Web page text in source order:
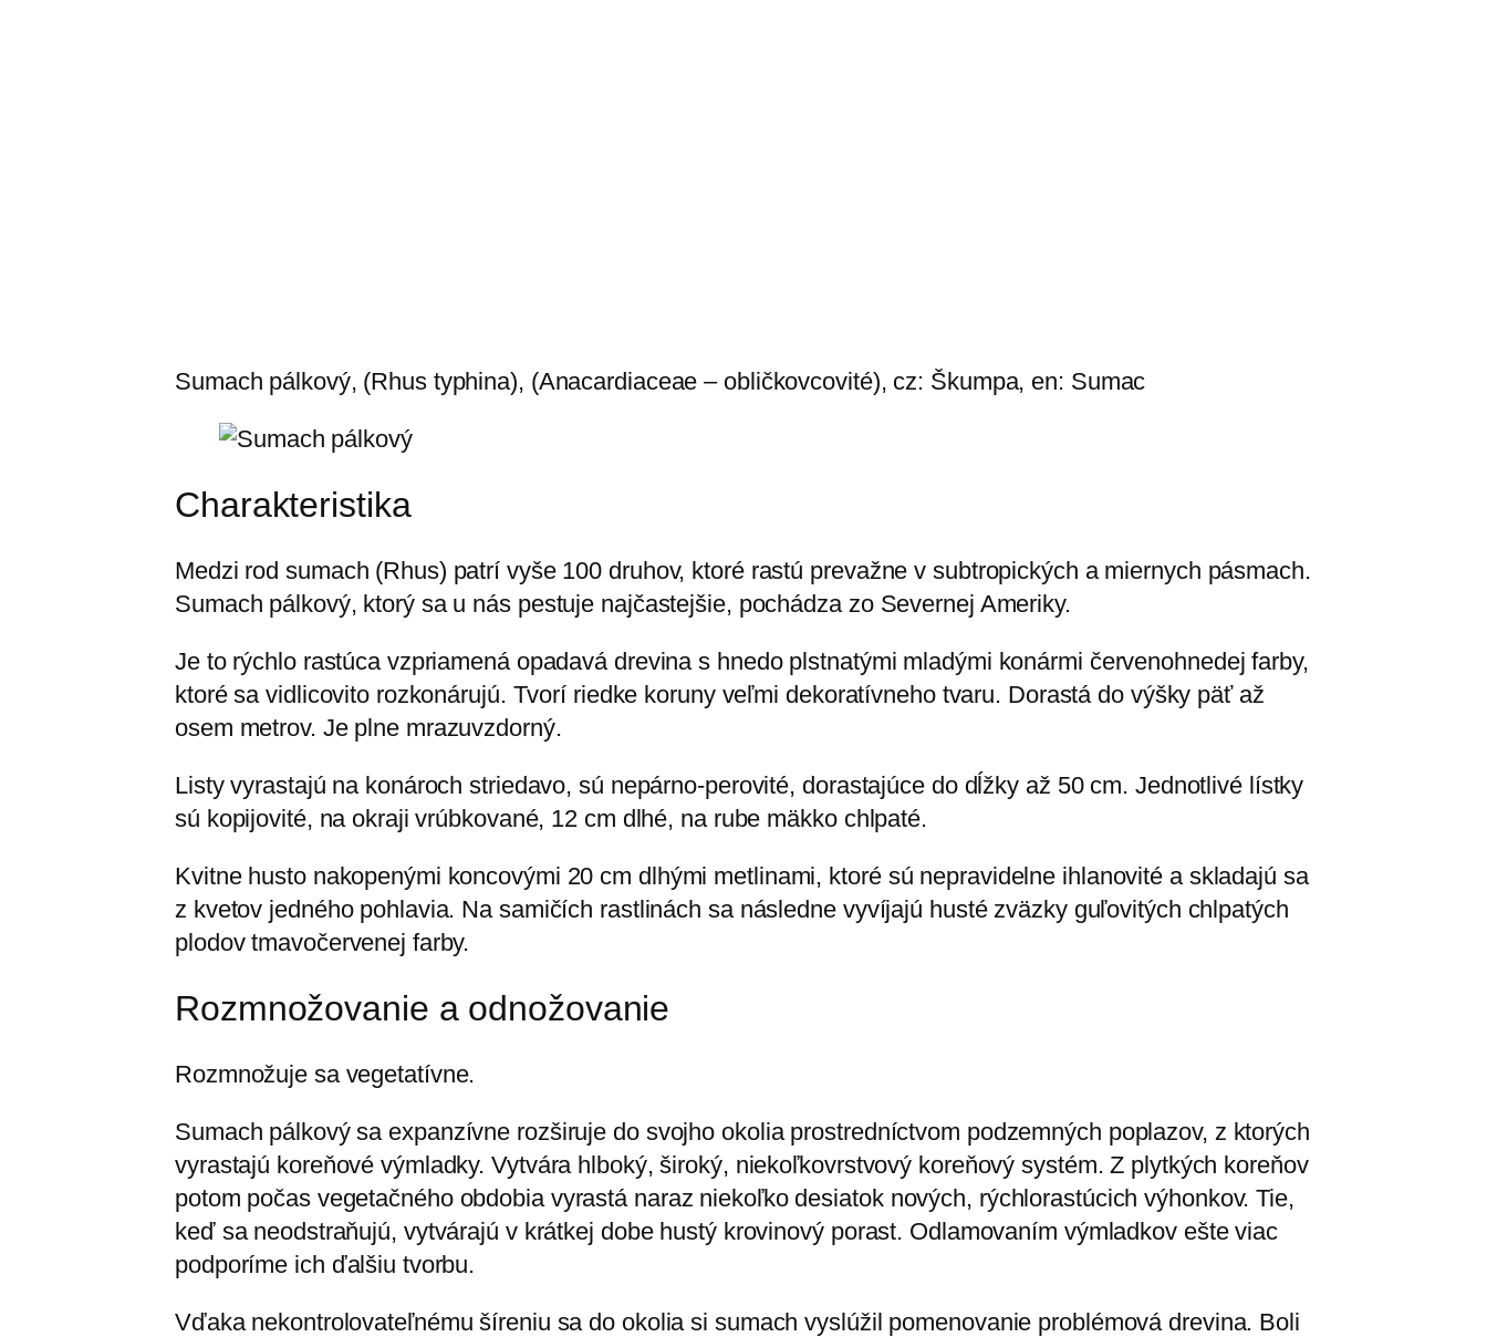
Sumach pálkový, (Rhus typhina), (Anacardiaceae – obličkovcovité), cz: Škumpa, en: Sumac
Charakteristika
Medzi rod sumach (Rhus) patrí vyše 100 druhov, ktoré rastú prevažne v subtropických a miernych pásmach.
Sumach pálkový, ktorý sa u nás pestuje najčastejšie, pochádza zo Severnej Ameriky.
Je to rýchlo rastúca vzpriamená opadavá drevina s hnedo plstnatými mladými konármi červenohnedej farby,
ktoré sa vidlicovito rozkonárujú. Tvorí riedke koruny veľmi dekoratívneho tvaru. Dorastá do výšky päť až
osem metrov. Je plne mrazuvzdorný.
Listy vyrastajú na konároch striedavo, sú nepárno-perovité, dorastajúce do dĺžky až 50 cm. Jednotlivé lístky
sú kopijovité, na okraji vrúbkované, 12 cm dlhé, na rube mäkko chlpaté.
Kvitne husto nakopenými koncovými 20 cm dlhými metlinami, ktoré sú nepravidelne ihlanovité a skladajú sa
z kvetov jedného pohlavia. Na samičích rastlinách sa následne vyvíjajú husté zväzky guľovitých chlpatých
plodov tmavočervenej farby.
Rozmnožovanie a odnožovanie
Rozmnožuje sa vegetatívne.
Sumach pálkový sa expanzívne rozširuje do svojho okolia prostredníctvom podzemných poplazov, z ktorých
vyrastajú koreňové výmladky. Vytvára hlboký, široký, niekoľkovrstvový koreňový systém. Z plytkých koreňov
potom počas vegetačného obdobia vyrastá naraz niekoľko desiatok nových, rýchlorastúcich výhonkov. Tie,
keď sa neodstraňujú, vytvárajú v krátkej dobe hustý krovinový porast. Odlamovaním výmladkov ešte viac
podporíme ich ďalšiu tvorbu.
Vďaka nekontrolovateľnému šíreniu sa do okolia si sumach vyslúžil pomenovanie problémová drevina. Boli